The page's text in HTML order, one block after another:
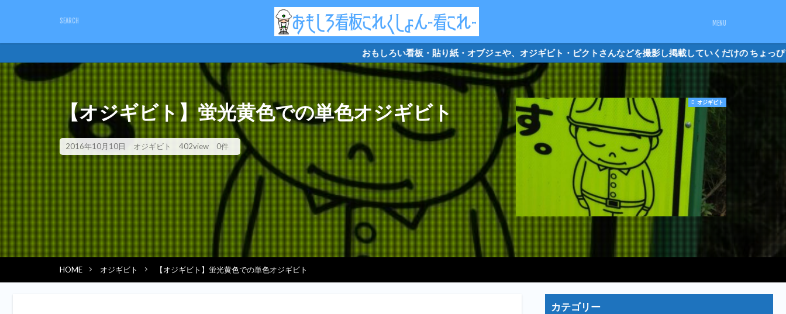
おもしろい看板・貼り紙・オブジェや、オジギビト・ピクトさんなどを撮影し掲載
【オジギビト】蛍光黄色での単色オジギビト
2016年10月10日 オジギビト 402view 0件
オジギビト
HOME オジギビト 【オジギビト】蛍光黄色での単色オジギビト
カテゴリー
トイレマーク オジギビト
カテゴリー
検索